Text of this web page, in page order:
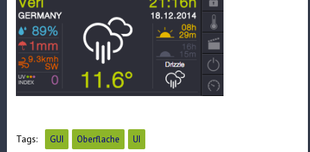
Tags: GUI Oberflache UI